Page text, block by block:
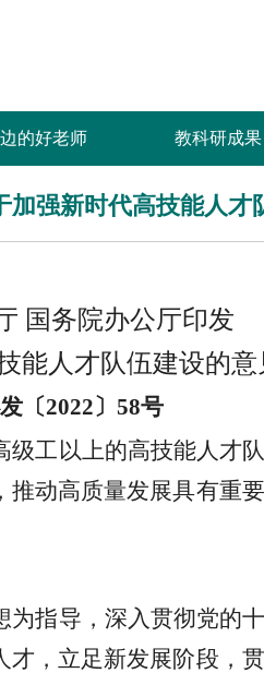
的好老师 教科研成果
强新时代高技能人才
国务院办公厅印发
能人才队伍建设的意
〔2022〕58号
工以上的高技能人才
动高质量发展具有重
指导，深入贯彻党的
，立足新发展阶段，